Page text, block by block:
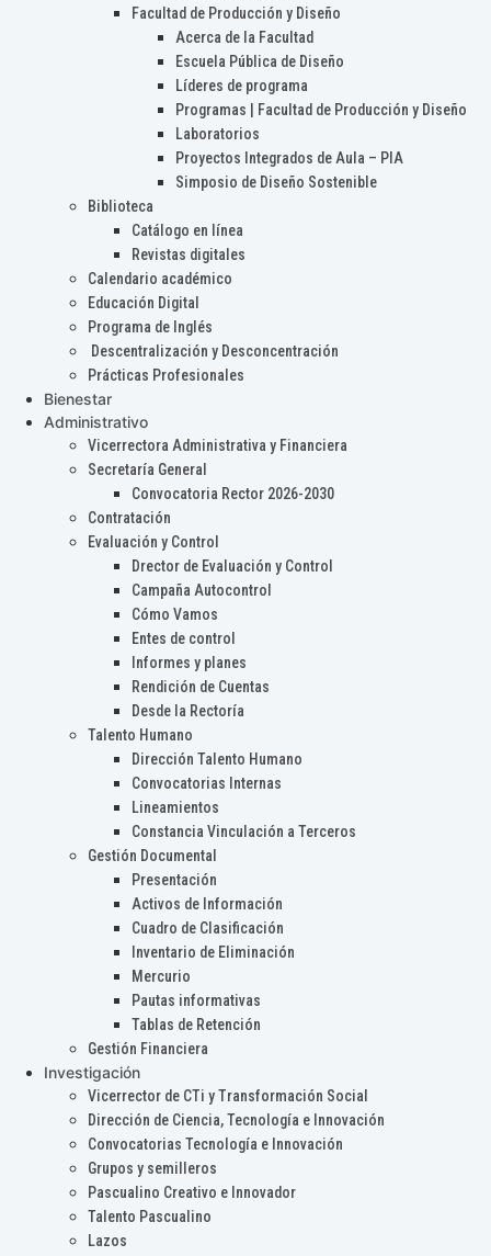
Facultad de Producción y Diseño
Acerca de la Facultad
Escuela Pública de Diseño
Líderes de programa
Programas | Facultad de Producción y Diseño
Laboratorios
Proyectos Integrados de Aula – PIA
Simposio de Diseño Sostenible
Biblioteca
Catálogo en línea
Revistas digitales
Calendario académico
Educación Digital
Programa de Inglés
Descentralización y Desconcentración
Prácticas Profesionales
Bienestar
Administrativo
Vicerrectora Administrativa y Financiera
Secretaría General
Convocatoria Rector 2026-2030
Contratación
Evaluación y Control
Drector de Evaluación y Control
Campaña Autocontrol
Cómo Vamos
Entes de control
Informes y planes
Rendición de Cuentas
Desde la Rectoría
Talento Humano
Dirección Talento Humano
Convocatorias Internas
Lineamientos
Constancia Vinculación a Terceros
Gestión Documental
Presentación
Activos de Información
Cuadro de Clasificación
Inventario de Eliminación
Mercurio
Pautas informativas
Tablas de Retención
Gestión Financiera
Investigación
Vicerrector de CTi y Transformación Social
Dirección de Ciencia, Tecnología e Innovación
Convocatorias Tecnología e Innovación
Grupos y semilleros
Pascualino Creativo e Innovador
Talento Pascualino
Lazos